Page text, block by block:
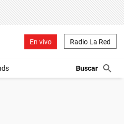
En vivo Radio La Red